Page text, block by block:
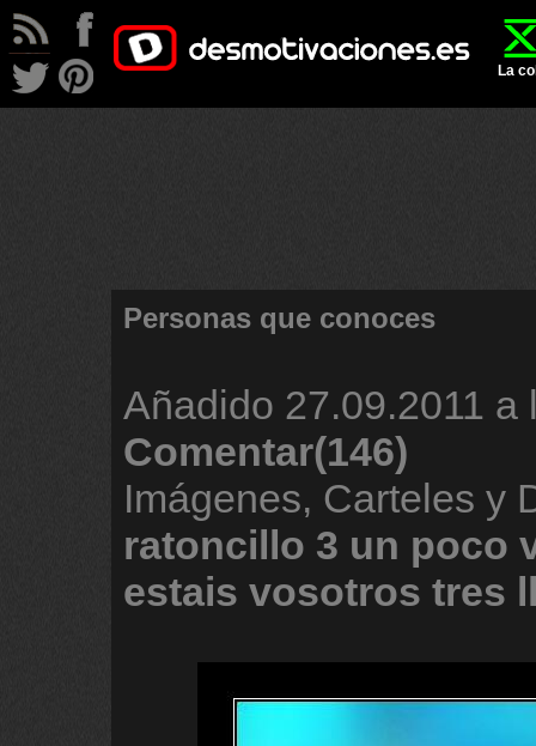
La
Personas que conoces
Añadido 27.09.2011 a
Comentar(146)
Imágenes, Carteles y
ratoncillo 3 un poco
estais vosotros tres